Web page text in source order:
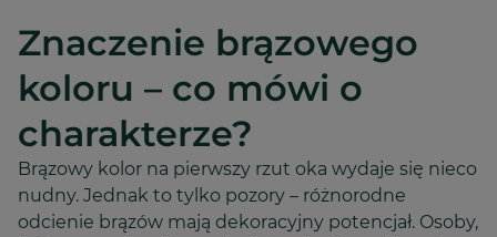
Znaczenie brązowego
koloru – co mówi o
charakterze?
Brązowy kolor na pierwszy rzut oka wydaje się nieco
nudny. Jednak to tylko pozory – różnorodne
odcienie brązów mają dekoracyjny potencjał. Osoby,